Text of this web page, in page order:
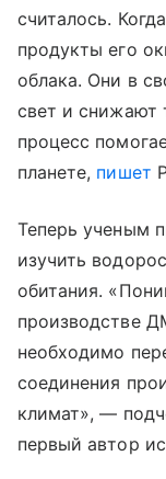
считалось.
продукты его
облака. Они в
свет и снижают
процесс
планете, пишет
Теперь ученым
изучить
обитания.
производстве
необходимо
соединения
климат», —
первый автор